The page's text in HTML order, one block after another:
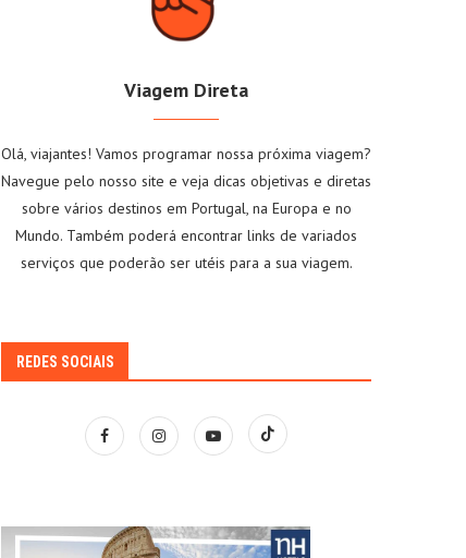
Viagem Direta
Olá, viajantes! Vamos programar nossa próxima viagem?
Navegue pelo nosso site e veja dicas objetivas e diretas
sobre vários destinos em Portugal, na Europa e no
Mundo. Também poderá encontrar links de variados
serviços que poderão ser utéis para a sua viagem.
REDES SOCIAIS